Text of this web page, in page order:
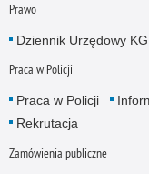
Prawo
Dziennik Urzędowy
Praca w Policji
Praca w Policji
Rekrutacja
Zamówienia publiczne